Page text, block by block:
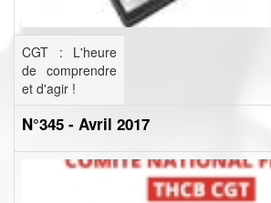
CGT : L'heure
de comprendre
et d'agir !
N°345 - Avril 2017